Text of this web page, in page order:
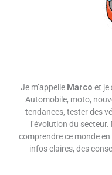
Je m’appelle Marco et je
Automobile, moto,
tendances, tester des
l’évolution du
comprendre ce monde
infos claires, des